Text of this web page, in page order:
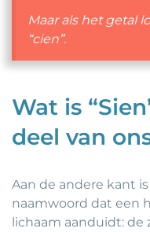
Maar als het getal
“cien”.
Wat is
deel van
Aan de andere kant
naamwoord dat een
lichaam aanduidt: de